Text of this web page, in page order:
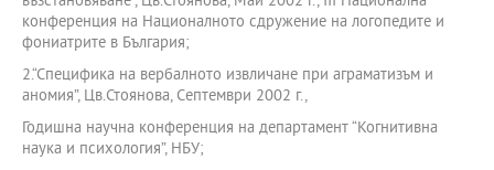
конференция на Националното сдружение на логопедите и
фониатрите в България;
2.“Специфика на вербалното извличане при аграматизъм и
аномия”, Цв.Стоянова, Септември 2002 г.,
Годишна научна конференция на департамент “Когнитивна
наука и психология”, НБУ;